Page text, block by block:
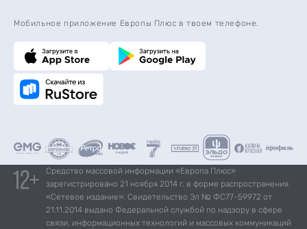
Мобильное приложение Европы Плюс в твоем телефоне.
Средство массовой информации «Европа Плюс»
зарегистрировано 21 ноября 2014 г. в форме распространения
«Сетевое издание». Свидетельство Эл № ФС77-59972 от
21.11.2014 выдано Федеральной службой по надзору в сфере
связи, информационных технологий и массовых коммуникаций